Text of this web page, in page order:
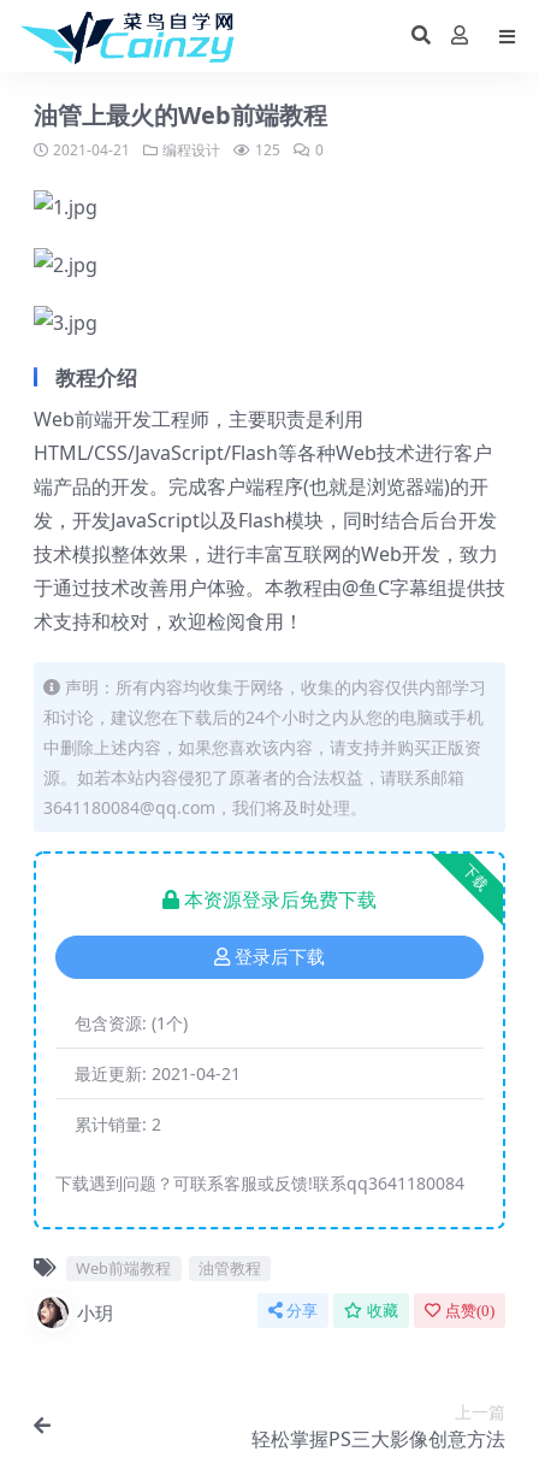
油管上最火的Web前端教程
2021-04-21 编程设计 125 0
教程介绍
Web前端开发工程师，主要职责是利用
HTML/CSS/JavaScript/Flash等各种Web技术进行客户
端产品的开发。完成客户端程序(也就是浏览器端)的开
发，开发JavaScript以及Flash模块，同时结合后台开发
技术模拟整体效果，进行丰富互联网的Web开发，致力
于通过技术改善用户体验。本教程由@鱼C字幕组提供技
术支持和校对，欢迎检阅食用！
声明：所有内容均收集于网络，收集的内容仅供内部学习
和讨论，建议您在下载后的24个小时之内从您的电脑或手机
中删除上述内容，如果您喜欢该内容，请支持并购买正版资
源。如若本站内容侵犯了原著者的合法权益，请联系邮箱
3641180084@qq.com，我们将及时处理。
下载
本资源登录后免费下载
登录后下载
包含资源: (1个)
最近更新: 2021-04-21
累计销量: 2
下载遇到问题？可联系客服或反馈!联系qq3641180084
Web前端教程 油管教程
小玥 分享 收藏 点赞(0)
上一篇
轻松掌握PS三大影像创意方法